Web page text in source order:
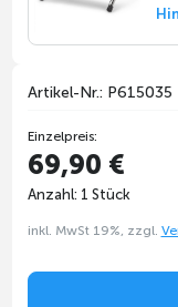
Artikel-Nr.: P615035
Einzelpreis:
69,90 €
Anzahl: 1 Stück
inkl. MwSt 19%, zzgl.